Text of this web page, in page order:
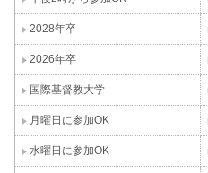
2028年卒
2026年卒
国際基督教大学
月曜日に参加OK
水曜日に参加OK